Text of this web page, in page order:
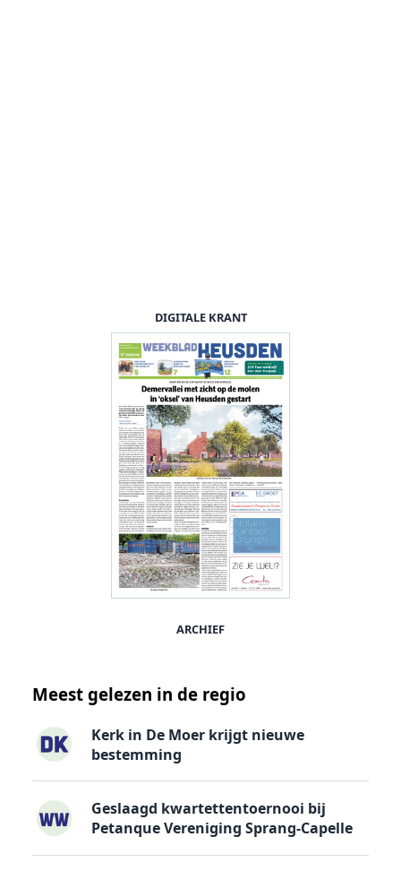
DIGITALE KRANT
ARCHIEF
Meest gelezen in de regio
Kerk in De Moer krijgt nieuwe
bestemming
Geslaagd kwartettentoernooi bij
Petanque Vereniging Sprang-Capelle